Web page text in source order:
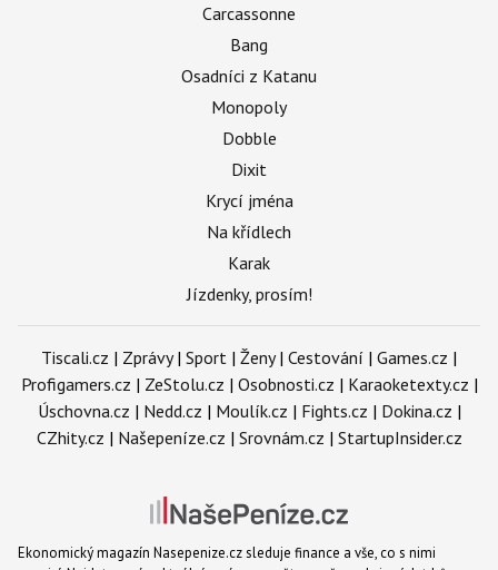
Carcassonne
Bang
Osadníci z Katanu
Monopoly
Dobble
Dixit
Krycí jména
Na křídlech
Karak
Jízdenky, prosím!
Tiscali.cz | Zprávy| Sport | Ženy| Cestování | Games.cz |
Profigamers.cz | ZeStolu.cz | Osobnosti.cz | Karaoketexty.cz |
Úschovna.cz | Nedd.cz | Moulík.cz | Fights.cz | Dokina.cz |
CZhity.cz | Našepeníze.cz | Srovnám.cz | StartupInsider.cz
Ekonomický magazín Nasepenize.cz sleduje finance a vše, co s nimi